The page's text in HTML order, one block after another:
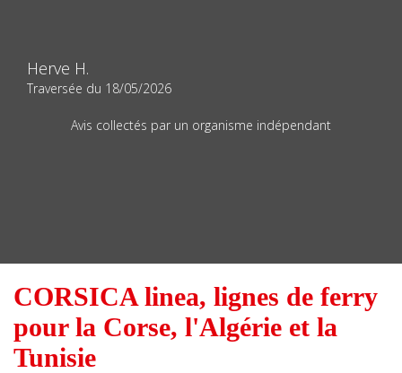
Herve H.
Traversée du 18/05/2026
Avis collectés par un organisme indépendant
CORSICA linea, lignes de ferry
pour la Corse, l'Algérie et la
Tunisie